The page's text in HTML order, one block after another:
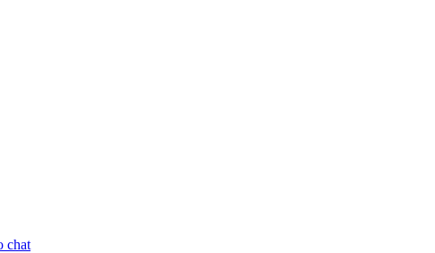
chat